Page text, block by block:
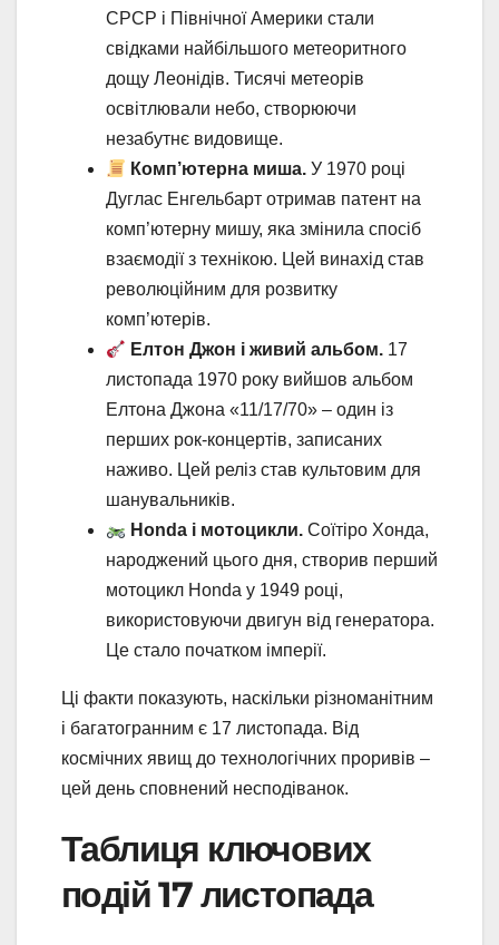
СРСР і Північної Америки стали
свідками найбільшого метеоритного
дощу Леонідів. Тисячі метеорів
освітлювали небо, створюючи
незабутнє видовище.
Комп’ютерна миша. У 1970 році
Дуглас Енгельбарт отримав патент на
комп’ютерну мишу, яка змінила спосіб
взаємодії з технікою. Цей винахід став
революційним для розвитку
комп’ютерів.
Елтон Джон і живий альбом. 17
листопада 1970 року вийшов альбом
Елтона Джона «11/17/70» – один із
перших рок-концертів, записаних
наживо. Цей реліз став культовим для
шанувальників.
Honda і мотоцикли. Соїтіро Хонда,
народжений цього дня, створив перший
мотоцикл Honda у 1949 році,
використовуючи двигун від генератора.
Це стало початком імперії.
Ці факти показують, наскільки різноманітним
і багатогранним є 17 листопада. Від
космічних явищ до технологічних проривів –
цей день сповнений несподіванок.
Таблиця ключових
подій 17 листопада